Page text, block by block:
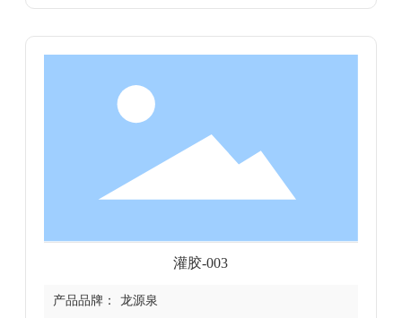
灌胶-003
产品品牌： 龙源泉